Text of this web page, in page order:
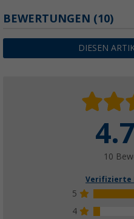
BEWERTUNGEN (10)
DIESEN
10
Verifizierte
5
4